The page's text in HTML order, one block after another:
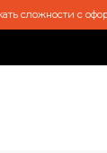
сложности с